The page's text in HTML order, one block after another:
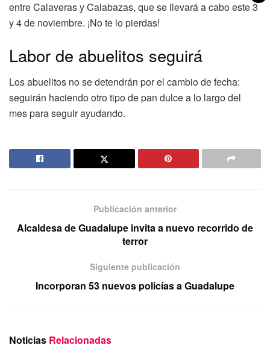
entre Calaveras y Calabazas, que se llevará a cabo este 3
y 4 de noviembre. ¡No te lo pierdas!
Labor de abuelitos seguirá
Los abuelitos no se detendrán por el cambio de fecha:
seguirán haciendo otro tipo de pan dulce a lo largo del
mes para seguir ayudando.
Publicación anterior
Alcaldesa de Guadalupe invita a nuevo recorrido de
terror
Siguiente publicación
Incorporan 53 nuevos policías a Guadalupe
Noticias Relacionadas